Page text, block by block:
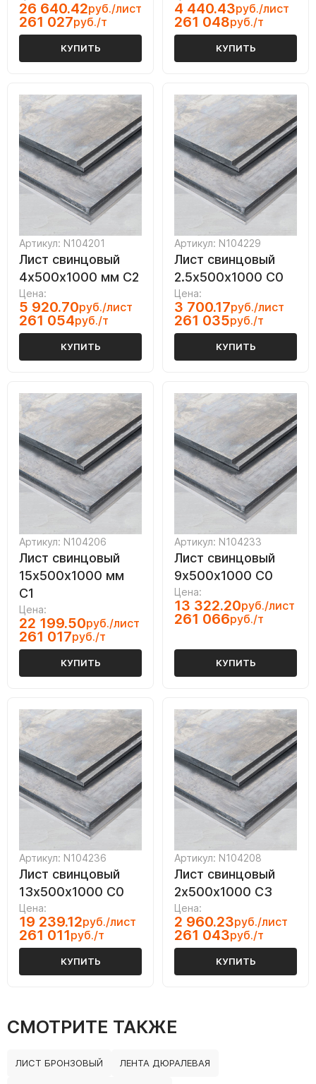
26 640.42руб./лист
261 027руб./т
КУПИТЬ
4 440.43руб./лист
261 048руб./т
КУПИТЬ
Артикул: N104201
Лист свинцовый
4х500х1000 мм С2
Цена:
5 920.70руб./лист
261 054руб./т
КУПИТЬ
Артикул: N104229
Лист свинцовый
2.5х500х1000 С0
Цена:
3 700.17руб./лист
261 035руб./т
КУПИТЬ
Артикул: N104206
Лист свинцовый
15х500х1000 мм
С1
Цена:
22 199.50руб./лист
261 017руб./т
КУПИТЬ
Артикул: N104233
Лист свинцовый
9х500х1000 С0
Цена:
13 322.20руб./лист
261 066руб./т
КУПИТЬ
Артикул: N104236
Лист свинцовый
13х500х1000 С0
Цена:
19 239.12руб./лист
261 011руб./т
КУПИТЬ
Артикул: N104208
Лист свинцовый
2х500х1000 С3
Цена:
2 960.23руб./лист
261 043руб./т
КУПИТЬ
СМОТРИТЕ ТАКЖЕ
ЛИСТ БРОНЗОВЫЙ ЛЕНТА ДЮРАЛЕВАЯ